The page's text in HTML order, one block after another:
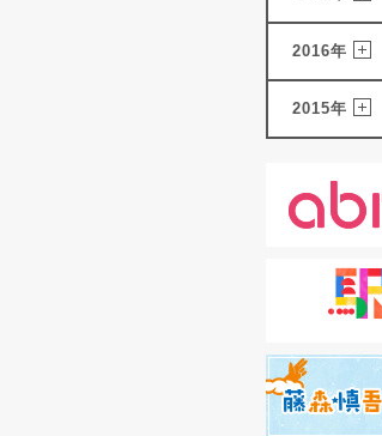
2016年
2015年